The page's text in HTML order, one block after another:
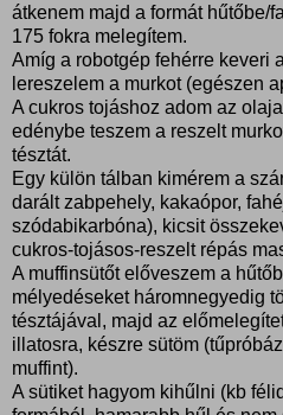
átkenem majd a formát hűtőbe/
175 fokra melegítem.
Amíg a robotgép fehérre keveri
lereszelem a murkot (egészen
A cukros tojáshoz adom az
edénybe teszem a reszelt
tésztát.
Egy külön tálban kimérem a
darált zabpehely, kakaópor,
szódabikarbóna), kicsit
cukros-tojásos-reszelt répás
A muffinsütőt előveszem a
mélyedéseket háromnegyedig
tésztájával, majd az
illatosra, készre sütöm
muffint).
A sütiket hagyom kihűlni (kb